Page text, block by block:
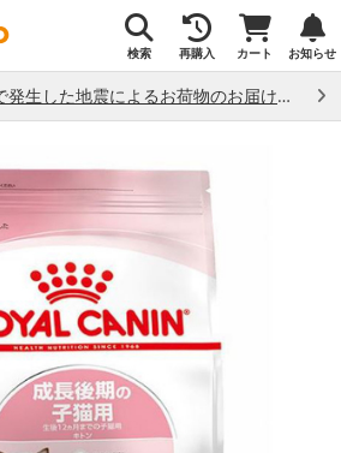
検索 再購入 カート お知らせ
熊本県熊本地方で発生した地震によるお荷物のお届け状況について （7/28）